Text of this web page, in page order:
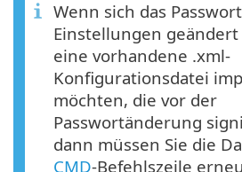
Wenn sich das
Einstellungen
eine vorhandene .xml-
Konfigurationsdatei
möchten, die vor der
Passwortänderung
dann müssen Sie die
CMD-Befehlszeile